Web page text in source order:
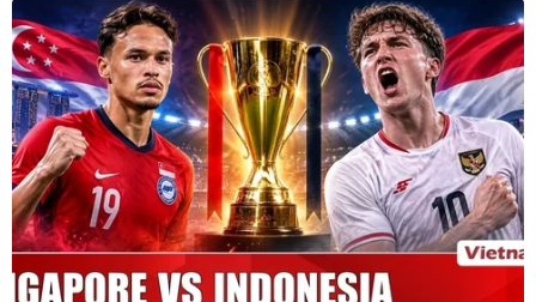
Tâm của trận động đất nằm ở khu vực cách thành phố
Christchurch thuộc đảo Nam 91km về phía Bắc-Đông Bắc và ở
độ sâu 10km. (Nguồn: Daily Mail)